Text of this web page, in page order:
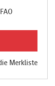
Merkliste